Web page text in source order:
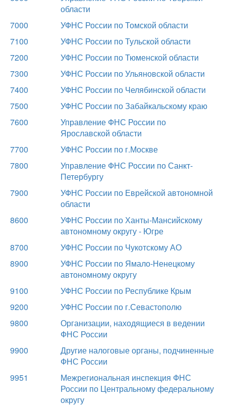
области
7000
УФНС России по Томской области
7100
УФНС России по Тульской области
7200
УФНС России по Тюменской области
7300
УФНС России по Ульяновской области
7400
УФНС России по Челябинской области
7500
УФНС России по Забайкальскому краю
7600
Управление ФНС России по
Ярославской области
7700
УФНС России по г.Москве
7800
Управление ФНС России по Санкт-
Петербургу
7900
УФНС России по Еврейской автономной
области
8600
УФНС России по Ханты-Мансийскому
автономному округу - Югре
8700
УФНС России по Чукотскому АО
8900
УФНС России по Ямало-Ненецкому
автономному округу
9100
УФНС России по Республике Крым
9200
УФНС России по г.Севастополю
9800
Организации, находящиеся в ведении
ФНС России
9900
Другие налоговые органы, подчиненные
ФНС России
9951
Межрегиональная инспекция ФНС
России по Центральному федеральному
округу